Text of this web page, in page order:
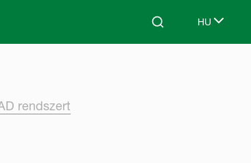
Search HU
Select
rendszert